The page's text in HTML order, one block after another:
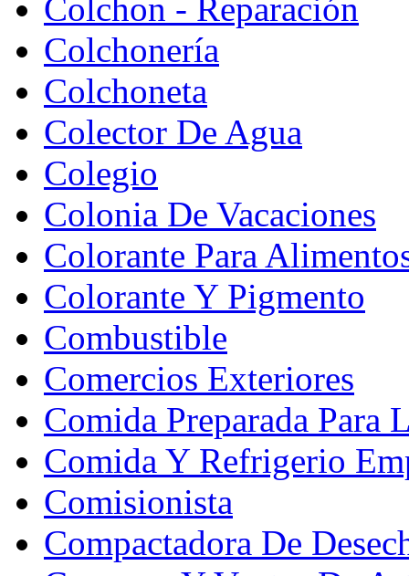
Colchon - Reparación
Colchonería
Colchoneta
Colector De Agua
Colegio
Colonia De Vacaciones
Colorante Para
Colorante Y Pigmento
Combustible
Comercios Exteriores
Comida Preparada Para
Comida Y Refrigerio
Comisionista
Compactadora De